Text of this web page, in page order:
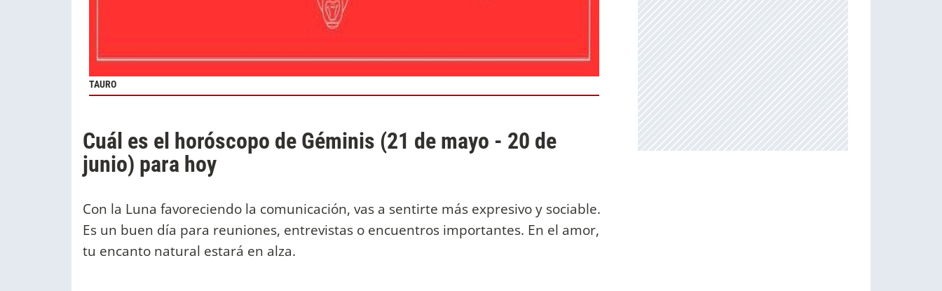
TAURO
Cuál es el horóscopo de Géminis (21 de mayo - 20 de
junio) para hoy
Con la Luna favoreciendo la comunicación, vas a sentirte más expresivo y sociable.
Es un buen día para reuniones, entrevistas o encuentros importantes. En el amor,
tu encanto natural estará en alza.